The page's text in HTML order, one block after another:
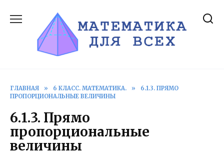
содержанию
ГЛАВНАЯ » 6 КЛАСС. МАТЕМАТИКА. »
6.1.3. ПРЯМО
ПРОПОРЦИОНАЛЬНЫЕ ВЕЛИЧИНЫ
6.1.3. Прямо
пропорциональные
величины